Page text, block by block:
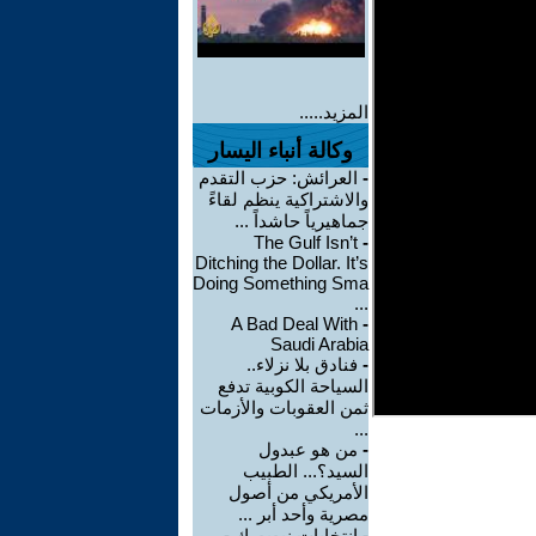
المزيد.....
وكالة أنباء اليسار
- العرائش: حزب التقدم
والاشتراكية ينظم لقاءً
جماهيرياً حاشداً ...
-
The Gulf Isn’t
Ditching the Dollar. It’s
Doing Something Sma
...
-
A Bad Deal With
Saudi Arabia
- فنادق بلا نزلاء..
السياحة الكوبية تدفع
ثمن العقوبات والأزمات
...
- من هو عبدول
السيد؟... الطبيب
الأمريكي من أصول
مصرية وأحد أبر ...